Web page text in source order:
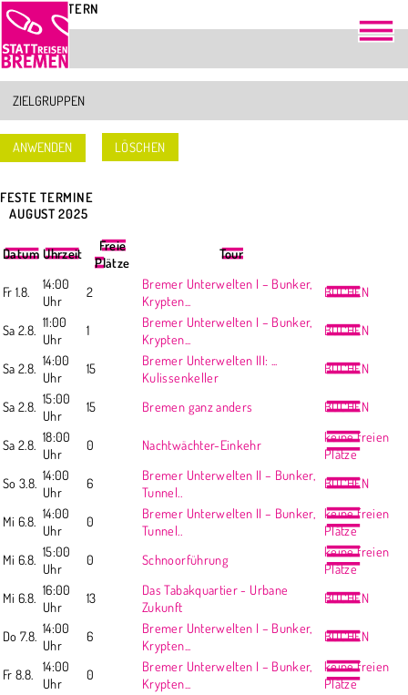
TOUREN FILTERN
LÖSCHEN
FESTE TERMINE
AUGUST 2025
Datum Uhrzeit
Freie
Plätze
Tour
Fr 1.8.
14:00
Uhr
2
Bremer Unterwelten I – Bunker,
Krypten...
BUCHEN
Sa 2.8. 11:00
Uhr
1
Bremer Unterwelten I – Bunker,
Krypten...
BUCHEN
Sa 2.8. 14:00
Uhr
15
Bremer Unterwelten III: ...
Kulissenkeller
BUCHEN
Sa 2.8. 15:00
Uhr
15 Bremen ganz anders BUCHEN
Sa 2.8. 18:00
Uhr
0 Nachtwächter-Einkehr
keine freien
Plätze
So 3.8. 14:00
Uhr
6
Bremer Unterwelten II – Bunker,
Tunnel..
BUCHEN
Mi 6.8. 14:00
Uhr
0
Bremer Unterwelten II – Bunker,
Tunnel..
keine freien
Plätze
Mi 6.8. 15:00
Uhr
0 Schnoorführung
keine freien
Plätze
Mi 6.8. 16:00
Uhr
13
Das Tabakquartier - Urbane
Zukunft
BUCHEN
Do 7.8. 14:00
Uhr
6
Bremer Unterwelten I – Bunker,
Krypten...
BUCHEN
Fr 8.8.
14:00
Uhr
0
Bremer Unterwelten I – Bunker,
Krypten...
keine freien
Plätze